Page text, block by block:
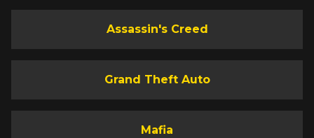
Assassin's Creed
Grand Theft Auto
Mafia